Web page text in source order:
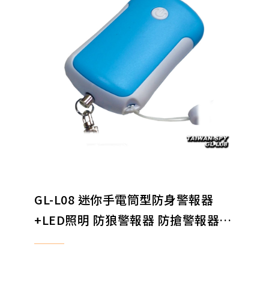
GL-L08 迷你手電筒型防身警報器
+LED照明 防狼警報器 防搶警報器
地震求救警報器 防身器材